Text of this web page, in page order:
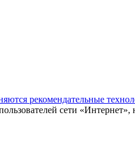
рекомендательные
сети